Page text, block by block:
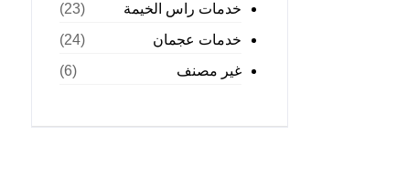
خدمات راس الخيمة
(23)
خدمات عجمان
(24)
غير مصنف
(6)